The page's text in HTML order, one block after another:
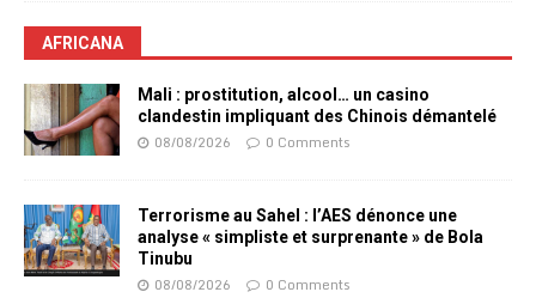
AFRICANA
Mali : prostitution, alcool… un casino
clandestin impliquant des Chinois démantelé
08/08/2026 0 Comments
Terrorisme au Sahel : l’AES dénonce une
analyse « simpliste et surprenante » de Bola
Tinubu
08/08/2026 0 Comments